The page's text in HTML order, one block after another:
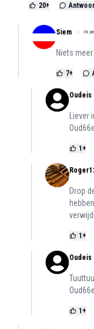
20+
Siem 08
Niets
7+
Oudeis
1+
Drop
1+
Oudeis
1+